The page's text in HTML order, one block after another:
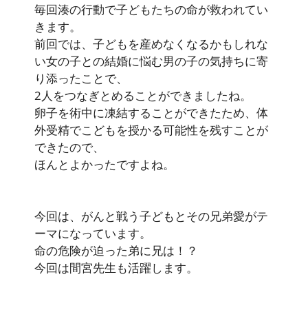
毎回湊の行動で子どもたちの命が救われてい
きます。
前回では、子どもを産めなくなるかもしれな
い女の子との結婚に悩む男の子の気持ちに寄
り添ったことで、
2人をつなぎとめることができましたね。
卵子を術中に凍結することができたため、 体
外受精でこどもを授かる可能性を残すことが
できたので、
ほんとよかったですよね。
今回は、 がんと戦う子どもとその兄弟愛がテ
ーマになっています。
命の危険が迫った弟に兄は！？
今回は間宮先生も活躍します。